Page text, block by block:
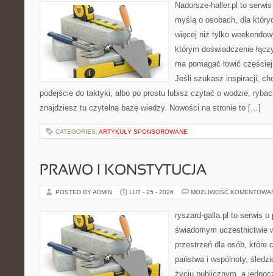
Nadorsze-haller.pl to
myślą o osobach, dla
więcej niż tylko
którym doświadczenie
ma pomagać łowić
Jeśli szukasz inspiracji,
podejście do taktyki, albo po prostu lubisz czytać o wodzie,
znajdziesz tu czytelną bazę wiedzy. Nowości na stronie to […]
CATEGORIES: ARTYKUŁY SPONSOROWANE
PRAWO I KONSTYTUCJA
POSTED BY ADMIN LUT - 25 - 2026 MOŻLIWOŚĆ
ryszard-galla.pl to serwis
świadomym uczestnictwie
przestrzeń dla osób, które
państwa i wspólnoty,
życiu publicznym, a